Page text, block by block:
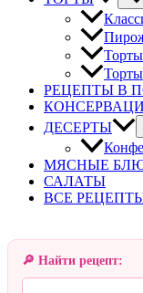
РЕЦЕПТЫ В
ДЕСЕРТЫ
МЯСНЫЕ
САЛАТЫ
ВСЕ
🔎 Найти рецепт: